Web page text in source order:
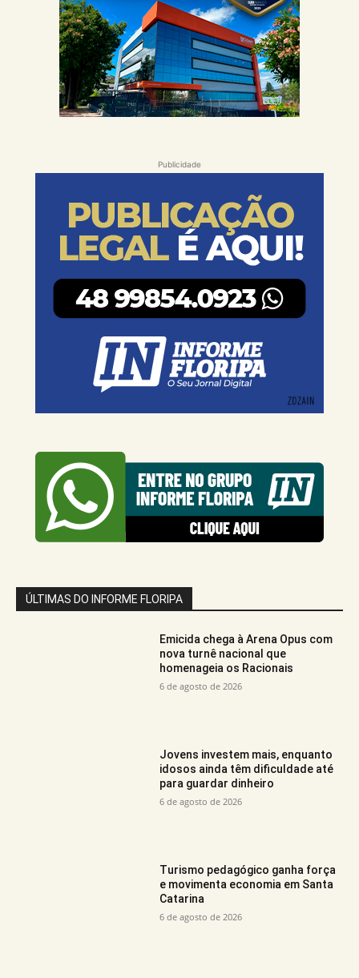
Publicidade
ÚLTIMAS DO INFORME FLORIPA
Emicida chega à Arena Opus com
nova turnê nacional que
homenageia os Racionais
6 de agosto de 2026
Jovens investem mais, enquanto
idosos ainda têm dificuldade até
para guardar dinheiro
6 de agosto de 2026
Turismo pedagógico ganha força
e movimenta economia em Santa
Catarina
6 de agosto de 2026